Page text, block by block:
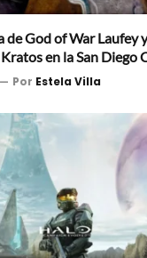
de God of War Laufey
en la San Diego
Por Estela Villa